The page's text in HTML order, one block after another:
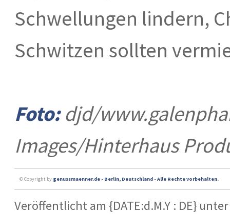
Schwellungen lindern,
Schwitzen sollten
Foto:djd/
Images/Hinterhaus
© Copyright by genussmaenner.de - Berlin, Deutschland - Alle Rechte vorbehalten.
Veröffentlicht am {DATE:d.M.Y : DE}